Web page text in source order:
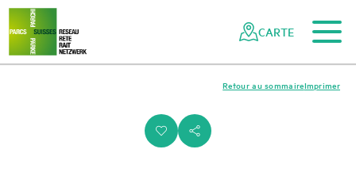
Naviguer
dans
réseau
Navigation
rapide
Vers le contenu principal
Vers la navigation mobile
Vers la recherche
Vers la zone des pieds
Vers le plan du site
CARTE
i s
Imprimer
Retour au sommaire